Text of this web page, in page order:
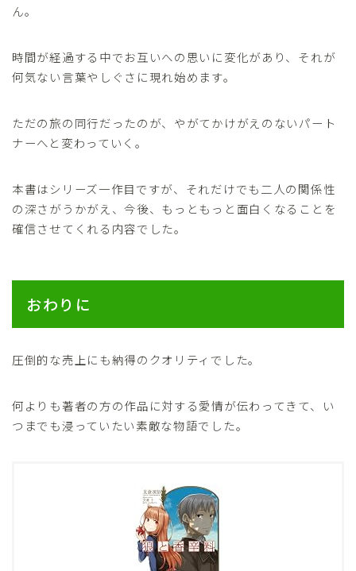
ん。
時間が経過する中でお互いへの思いに変化があり、それが
何気ない言葉やしぐさに現れ始めます。
ただの旅の同行だったのが、やがてかけがえのないパート
ナーへと変わっていく。
本書はシリーズ一作目ですが、それだけでも二人の関係性
の深さがうかがえ、今後、もっともっと面白くなることを
確信させてくれる内容でした。
おわりに
圧倒的な売上にも納得のクオリティでした。
何よりも著者の方の作品に対する愛情が伝わってきて、い
つまでも浸っていたい素敵な物語でした。